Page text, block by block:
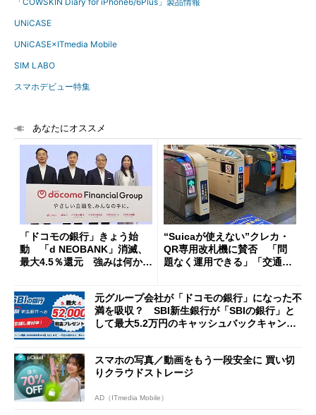
UNiCASE
UNiCASE×ITmedia Mobile
SIM LABO
スマホデビュー特集
あなたにオススメ
「ドコモの銀行」きょう始
動 「d NEOBANK」消滅、
最大4.5％還元 強みは何か解
“Suicaが使えない”クレカ・
QR専用改札機に賛否 「問
題なく運用できる」「交通系I
元グループ会社が「ドコモの銀行」になった不
満を吸収？ SBI新生銀行が「SBIの銀行」と
して最大5.2万円のキャッシュバックキャンペ
スマホの写真／動画をもう一段安全に 買い切
りクラウドストレージ
AD（ITmedia Mobile）